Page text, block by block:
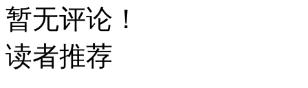
暂无评论！
读者推荐